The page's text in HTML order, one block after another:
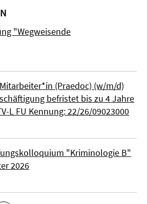
"Wegweisende
(Praedoc) (w/m/d)
befristet bis zu 4 Jahre
L FU Kennung: 22/26/09023000
"Kriminologie B"
2026